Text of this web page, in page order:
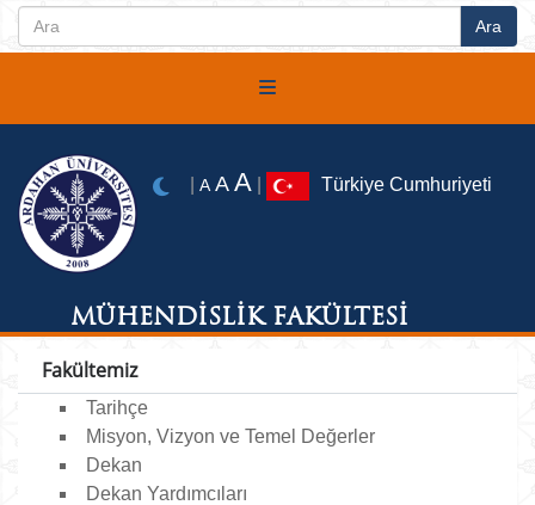
MÜHENDİSLİK FAKÜLTESİ
A A A Türkiye Cumhuriyeti
Fakültemiz
Tarihçe
Misyon, Vizyon ve Temel Değerler
Dekan
Dekan Yardımcıları